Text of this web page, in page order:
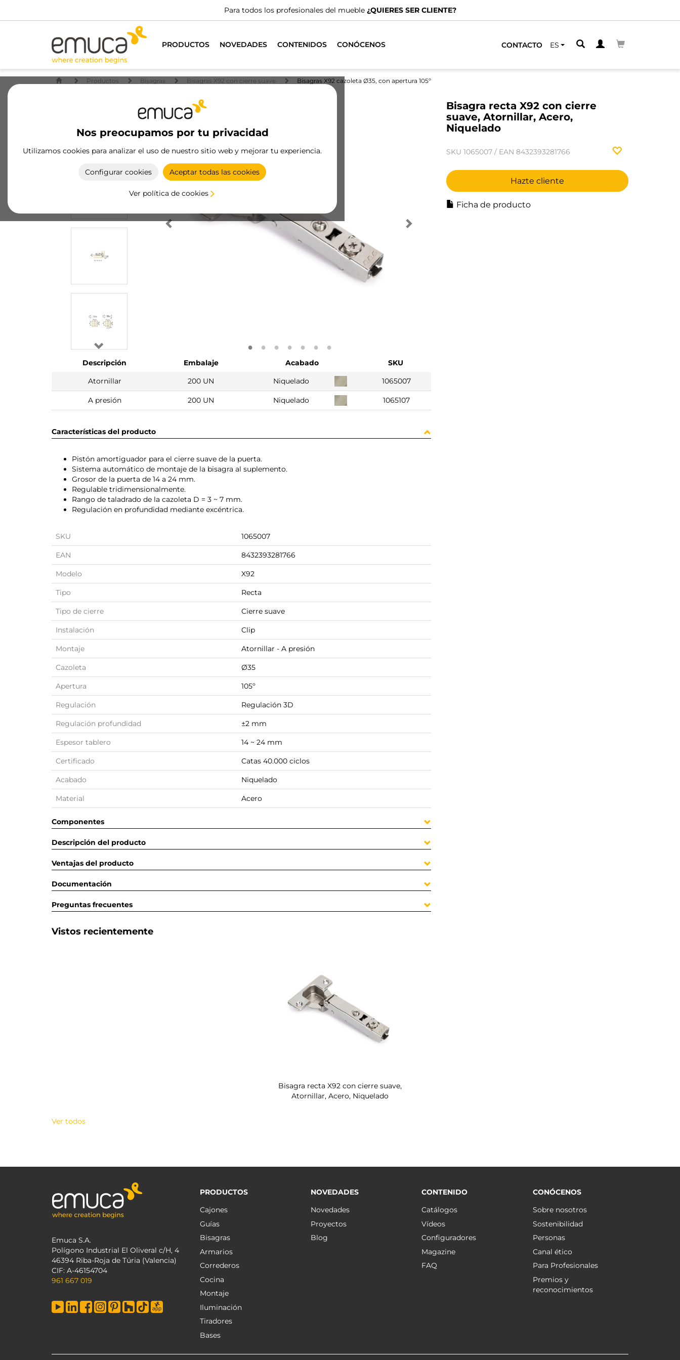
Para todos los profesionales del mueble ¿QUIERES SER CLIENTE?
PRODUCTOS NOVEDADES CONTENIDOS CONÓCENOS CONTACTO ES
Nos preocupamos por tu privacidad
Utilizamos cookies para analizar el uso de nuestro sitio web y mejorar tu experiencia.
Configurar cookies Aceptar todas las cookies
Ver política de cookies
Productos Bisagras Bisagras X92 con cierre suave Bisagras X92 cazoleta Ø35, con apertura 105º
Bisagra recta X92 con cierre
suave, Atornillar, Acero,
Niquelado
SKU 1065007 / EAN 8432393281766
Hazte cliente
Ficha de producto
Descripción Embalaje Acabado
SKU
Atornillar
200 UN Niquelado 1065007
A presión 200 UN Niquelado 1065107
Características del producto
Pistón amortiguador para el cierre suave de la puerta.
Sistema automático de montaje de la bisagra al suplemento.
Grosor de la puerta de 14 a 24 mm.
Regulable tridimensionalmente.
Rango de taladrado de la cazoleta D = 3 ~ 7 mm.
Regulación en profundidad mediante excéntrica.
SKU 1065007
EAN 8432393281766
Modelo X92
Tipo Recta
Tipo de cierre Cierre suave
Instalación Clip
Montaje Atornillar - A presión
Cazoleta Ø35
Apertura 105º
Regulación Regulación 3D
Regulación profundidad ±2 mm
Espesor tablero 14 ~ 24 mm
Certificado Catas 40.000 ciclos
Acabado Niquelado
Material Acero
Componentes
Descripción del producto
Ventajas del producto
Documentación
Preguntas frecuentes
Vistos recientemente
Bisagra recta X92 con cierre suave,
Atornillar, Acero, Niquelado
Ver todos
Emuca S.A.
Polígono Industrial El Oliveral c/H, 4
46394 Riba-Roja de Túria (Valencia)
CIF: A-46154704
961 667 019
PRODUCTOS
Cajones
Guías
Bisagras
Armarios
Correderos
Cocina
Montaje
Iluminación
Tiradores
Bases
NOVEDADES
Novedades
Proyectos
Blog
CONTENIDO
Catálogos
Vídeos
Configuradores
Magazine
FAQ
CONÓCENOS
Sobre nosotros
Sostenibilidad
Personas
Canal ético
Para Profesionales
Premios y
reconocimientos